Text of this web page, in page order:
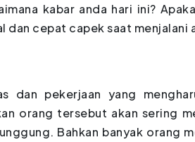
kabar anda hari ini?
dan cepat capek saat menjalani
dan pekerjaan yang
orang tersebut akan sering
Bahkan banyak orang